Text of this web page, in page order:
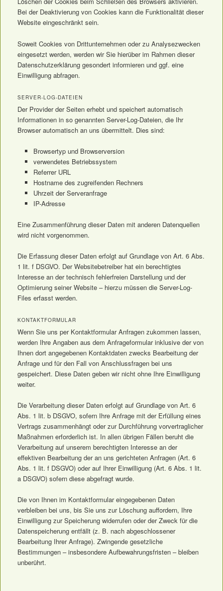
Bei der Deaktivierung von Cookies kann die Funktionalität dieser
Website eingeschränkt sein.
Soweit Cookies von Drittunternehmen oder zu Analysezwecken
eingesetzt werden, werden wir Sie hierüber im Rahmen dieser
Datenschutzerklärung gesondert informieren und ggf. eine
Einwilligung abfragen.
SERVER-LOG-DATEIEN
Der Provider der Seiten erhebt und speichert automatisch
Informationen in so genannten Server-Log-Dateien, die Ihr
Browser automatisch an uns übermittelt. Dies sind:
Browsertyp und Browserversion
verwendetes Betriebssystem
Referrer URL
Hostname des zugreifenden Rechners
Uhrzeit der Serveranfrage
IP-Adresse
Eine Zusammenführung dieser Daten mit anderen Datenquellen
wird nicht vorgenommen.
Die Erfassung dieser Daten erfolgt auf Grundlage von Art. 6 Abs.
1 lit. f DSGVO. Der Websitebetreiber hat ein berechtigtes
Interesse an der technisch fehlerfreien Darstellung und der
Optimierung seiner Website – hierzu müssen die Server-Log-
Files erfasst werden.
KONTAKTFORMULAR
Wenn Sie uns per Kontaktformular Anfragen zukommen lassen,
werden Ihre Angaben aus dem Anfrageformular inklusive der von
Ihnen dort angegebenen Kontaktdaten zwecks Bearbeitung der
Anfrage und für den Fall von Anschlussfragen bei uns
gespeichert. Diese Daten geben wir nicht ohne Ihre Einwilligung
weiter.
Die Verarbeitung dieser Daten erfolgt auf Grundlage von Art. 6
Abs. 1 lit. b DSGVO, sofern Ihre Anfrage mit der Erfüllung eines
Vertrags zusammenhängt oder zur Durchführung vorvertraglicher
Maßnahmen erforderlich ist. In allen übrigen Fällen beruht die
Verarbeitung auf unserem berechtigten Interesse an der
effektiven Bearbeitung der an uns gerichteten Anfragen (Art. 6
Abs. 1 lit. f DSGVO) oder auf Ihrer Einwilligung (Art. 6 Abs. 1 lit.
a DSGVO) sofern diese abgefragt wurde.
Die von Ihnen im Kontaktformular eingegebenen Daten
verbleiben bei uns, bis Sie uns zur Löschung auffordern, Ihre
Einwilligung zur Speicherung widerrufen oder der Zweck für die
Datenspeicherung entfällt (z. B. nach abgeschlossener
Bearbeitung Ihrer Anfrage). Zwingende gesetzliche
Bestimmungen – insbesondere Aufbewahrungsfristen – bleiben
unberührt.